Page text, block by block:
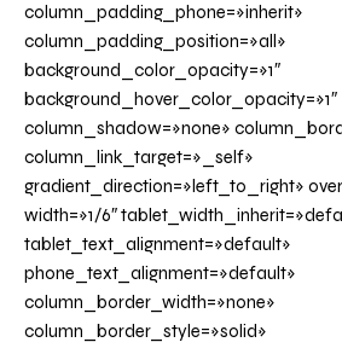
column_padding_phone=»inherit»
column_padding_position=»all»
background_color_opacity=»1″
background_hover_color_opacity=»1″
column_shadow=»none»
column_link_target=»_self»
gradient_direction=»left_to_right»
width=»1/6″
tablet_text_alignment=»default»
phone_text_alignment=»default»
column_border_width=»none»
column_border_style=»solid»